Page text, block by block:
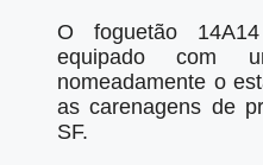
O foguetão
equipado com
nomeadamente o
as carenagens de
SF.